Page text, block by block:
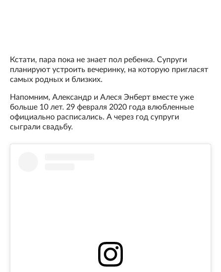
Кстати, пара пока не знает пол ребенка. Супруги
планируют устроить вечеринку, на которую пригласят
самых родных и близких.
Напомним, Александр и Алеся Энберт вместе уже
больше 10 лет. 29 февраля 2020 года влюбленные
официально расписались. А через год супруги
сыграли свадьбу.